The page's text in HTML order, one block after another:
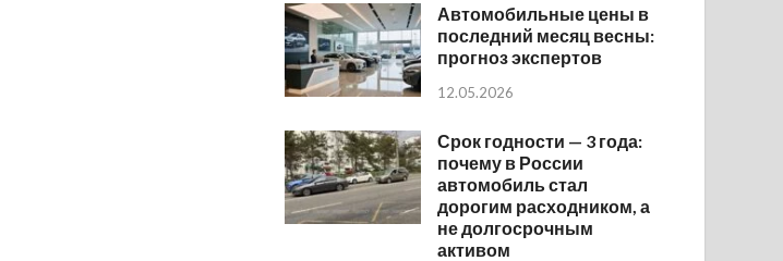
Автомобильные цены в
последний месяц весны:
прогноз экспертов
12.05.2026
Срок годности — 3 года:
почему в России
автомобиль стал
дорогим расходником, а
не долгосрочным
активом